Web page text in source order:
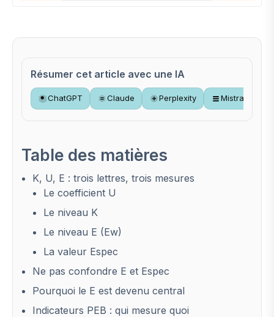
Résumer cet article avec une IA
ChatGPT Claude Perplexity Mistral
Table des matières
K, U, E : trois lettres, trois mesures
Le coefficient U
Le niveau K
Le niveau E (Ew)
La valeur Espec
Ne pas confondre E et Espec
Pourquoi le E est devenu central
Indicateurs PEB : qui mesure quoi